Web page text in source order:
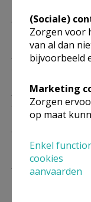
14/02
11.00
11.00
28/02
11.00
07/03
14/03
11.00
(Sociale)
Zorgen voor
van al dan
bijvoorbeeld
Marketing
Zorgen
op maat
Enkel
cookies
aanvaarden